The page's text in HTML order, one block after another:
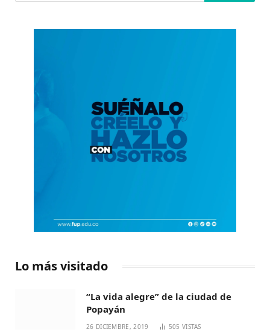
Lo más visitado
“La vida alegre” de la ciudad de
Popayán
26 DICIEMBRE, 2019 505 VISTAS